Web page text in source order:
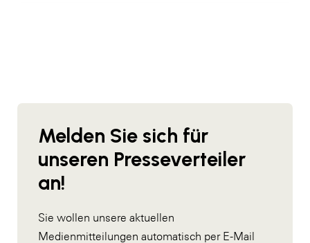
Melden Sie sich für
unseren Presseverteiler
an!
Sie wollen unsere aktuellen
Medienmitteilungen automatisch per E-Mail